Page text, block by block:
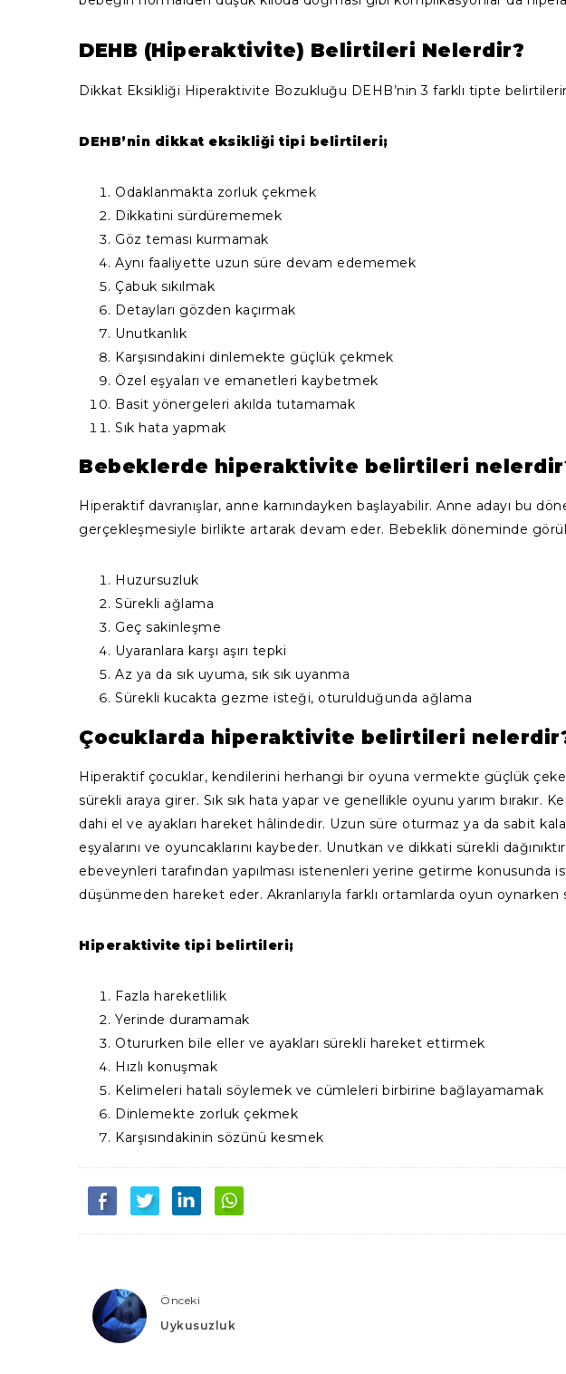
DEHB (Hiperaktivite) Belirtileri Nelerdir?
Dikkat Eksikliği Hiperaktivite Bozukluğu DEHB’nin 3 farklı tipte
DEHB’nin dikkat eksikliği tipi belirtileri;
Odaklanmakta zorluk çekmek
Dikkatini sürdürememek
Göz teması kurmamak
Aynı faaliyette uzun süre devam edememek
Çabuk sıkılmak
Detayları gözden kaçırmak
Unutkanlık
Karşısındakini dinlemekte güçlük çekmek
Özel eşyaları ve emanetleri kaybetmek
Basit yönergeleri akılda tutamamak
Sık hata yapmak
Bebeklerde hiperaktivite belirtileri
Hiperaktif davranışlar, anne karnındayken başlayabilir. Anne adayı bu
gerçekleşmesiyle birlikte artarak devam eder. Bebeklik döneminde
Huzursuzluk
Sürekli ağlama
Geç sakinleşme
Uyaranlara karşı aşırı tepki
Az ya da sık uyuma, sık sık uyanma
Sürekli kucakta gezme isteği, oturulduğunda ağlama
Çocuklarda hiperaktivite belirtileri
Hiperaktif çocuklar, kendilerini herhangi bir oyuna vermekte güçlük
sürekli araya girer. Sık sık hata yapar ve genellikle oyunu yarım
dahi el ve ayakları hareket hâlindedir. Uzun süre oturmaz ya da sabit
eşyalarını ve oyuncaklarını kaybeder. Unutkan ve dikkati sürekli
ebeveynleri tarafından yapılması istenenleri yerine getirme konusunda
düşünmeden hareket eder. Akranlarıyla farklı ortamlarda oyun oynarken
Hiperaktivite tipi belirtileri;
Fazla hareketlilik
Yerinde duramamak
Otururken bile eller ve ayakları sürekli hareket ettirmek
Hızlı konuşmak
Kelimeleri hatalı söylemek ve cümleleri birbirine bağlayamamak
Dinlemekte zorluk çekmek
Karşısındakinin sözünü kesmek
Önceki
Uykusuzluk